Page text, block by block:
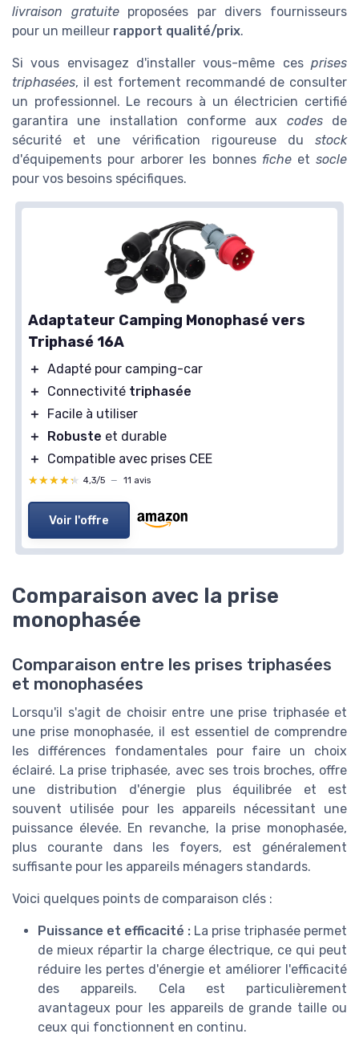
livraison gratuiteproposées par divers fournisseurs
pour un meilleur rapport qualité/prix.
Si vous envisagez d'installer vous-même ces prises
triphasées, il est fortement recommandé de consulter
un professionnel. Le recours à un électricien certifié
garantira une installation conforme aux codesde
sécurité et une vérification rigoureuse du stock
d'équipements pour arborer les bonnes ficheetsocle
pour vos besoins spécifiques.
Adaptateur Camping Monophasé vers
Triphasé 16A
＋ Adapté pour camping-car
＋
Connectivité triphasée
＋
Facile à utiliser
＋
Robuste et durable
＋
Compatible avec prises CEE
★★★★★
★★★★★ 4,3/5 — 11 avis
Voir l'offre
Comparaison avec la prise
monophasée
Comparaison entre les prises triphasées
et monophasées
Lorsqu'il s'agit de choisir entre une prise triphasée et
une prise monophasée, il est essentiel de comprendre
les différences fondamentales pour faire un choix
éclairé. La prise triphasée, avec ses trois broches, offre
une distribution d'énergie plus équilibrée et est
souvent utilisée pour les appareils nécessitant une
puissance élevée. En revanche, la prise monophasée,
plus courante dans les foyers, est généralement
suffisante pour les appareils ménagers standards.
Voici quelques points de comparaison clés :
Puissance et efficacité : La prise triphasée permet
de mieux répartir la charge électrique, ce qui peut
réduire les pertes d'énergie et améliorer l'efficacité
des appareils. Cela est particulièrement
avantageux pour les appareils de grande taille ou
ceux qui fonctionnent en continu.